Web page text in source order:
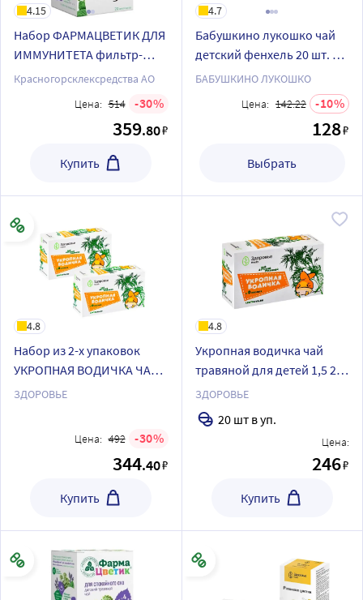
4.15
Набор ФАРМАЦВЕТИК ДЛЯ
ИММУНИТЕТА фильтр-
пакеты + ФАРМАЦВЕТИК
фильтр-пакеты
Красногорсклексредства АО
Цена: 514 30
359.80₽
Купить
4.7
Бабушкино лукошко чай
детский фенхель 20 шт. ф/
п
БАБУШКИНО ЛУКОШКО
Цена: 142.22 10
128₽
Выбрать
4.8
Набор из 2-х упаковок
УКРОПНАЯ ВОДИЧКА ЧАЙ
ТРАВЯНОЙ Д/ДЕТ 1,5 N20
ЗДОРОВЬЕ
Цена: 492 30
344.40₽
Купить
4.8
Укропная водичка чай
травяной для детей 1,5 20
шт. фильтр-пакеты
ЗДОРОВЬЕ
20 шт в уп.
Цена:
246₽
Купить